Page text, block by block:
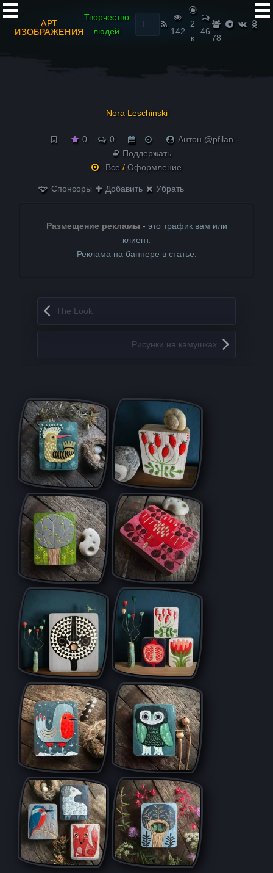
АРТ
ИЗОБРАЖЕНИЯ
Творчество
людей
Найти:
142
2
к
46
78
Nora Leschinski
0 0
Антон @pfilan
Поддержать
-Все / Оформление
Спонсоры Добавить Убрать
Размещение рекламы - это трафик вам или
клиент.
Реклама на баннере в статье.
Запись навигация
The Look
Рисунки на камушках